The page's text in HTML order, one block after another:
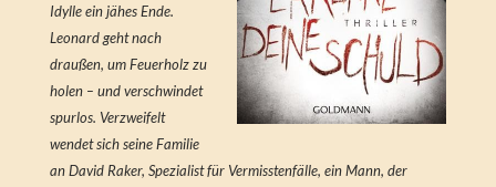
Idylle ein jähes Ende.
Leonard geht nach
draußen, um Feuerholz zu
holen – und verschwindet
spurlos. Verzweifelt
wendet sich seine Familie
an David Raker, Spezialist für Vermisstenfälle, ein Mann, der